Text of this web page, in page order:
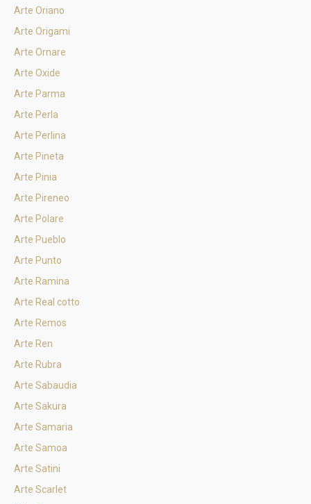
Arte Oriano
Arte Origami
Arte Ornare
Arte Oxide
Arte Parma
Arte Perla
Arte Perlina
Arte Pineta
Arte Pinia
Arte Pireneo
Arte Polare
Arte Pueblo
Arte Punto
Arte Ramina
Arte Real cotto
Arte Remos
Arte Ren
Arte Rubra
Arte Sabaudia
Arte Sakura
Arte Samaria
Arte Samoa
Arte Satini
Arte Scarlet